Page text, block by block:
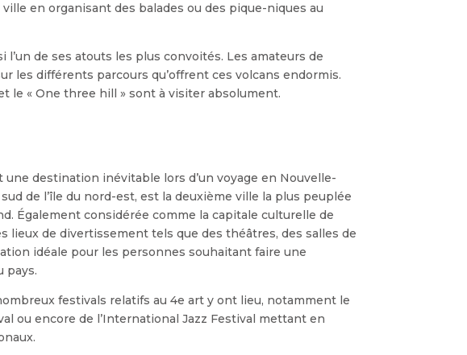
en organisant des balades ou des pique-niques au
l’un de ses atouts les plus convoités. Les amateurs de
les différents parcours qu’offrent ces volcans endormis.
le « One three hill » sont à visiter absolument.
destination inévitable lors d’un voyage en Nouvelle-
de l’île du nord-est, est la deuxième ville la plus peuplée
Également considérée comme la capitale culturelle de
lieux de divertissement tels que des théâtres, des salles de
idéale pour les personnes souhaitant faire une
pays.
festivals relatifs au 4e art y ont lieu, notamment le
ou encore de l’International Jazz Festival mettant en